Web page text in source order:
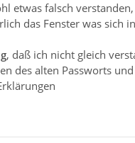
etwas falsch
das Fenster was sich
, daß ich nicht gleich
des alten Passworts